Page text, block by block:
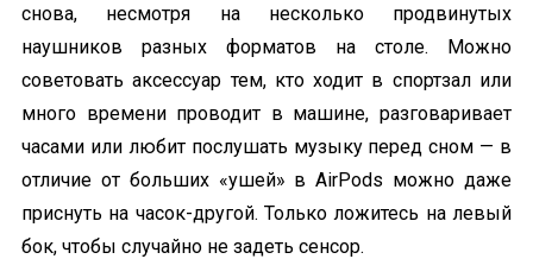
снова, несмотря на несколько продвинутых
наушников разных форматов на столе. Можно
советовать аксессуар тем, кто ходит в спортзал или
много времени проводит в машине, разговаривает
часами или любит послушать музыку перед сном — в
отличие от больших «ушей» в AirPods можно даже
приснуть на часок-другой. Только ложитесь на левый
бок, чтобы случайно не задеть сенсор.